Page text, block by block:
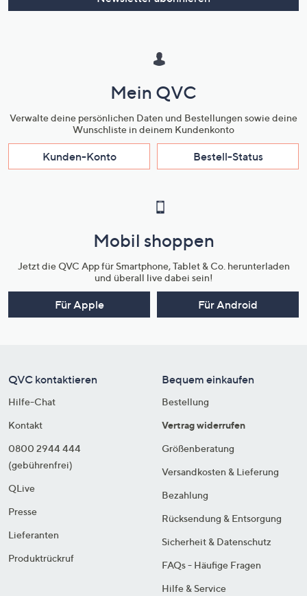
Mein QVC
Verwalte deine persönlichen Daten und Bestellungen sowie deine
Wunschliste in deinem Kundenkonto
Kunden-Konto Bestell-Status
Mobil shoppen
Jetzt die QVC App für Smartphone, Tablet & Co. herunterladen
und überall live dabei sein!
Für Apple Für Android
QVC kontaktieren
Hilfe-Chat
Kontakt
0800 2944 444
(gebührenfrei)
QLive
Presse
Lieferanten
Produktrückruf
Bequem einkaufen
Bestellung
Vertrag widerrufen
Größenberatung
Versandkosten & Lieferung
Bezahlung
Rücksendung & Entsorgung
Sicherheit & Datenschutz
FAQs - Häufige Fragen
Hilfe & Service